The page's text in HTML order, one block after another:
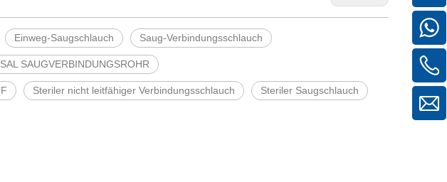
Einweg-Saugschlauch Saug-Verbindungsschlauch
SAUGVERBINDUNGSROHR
Steriler nicht leitfähiger Verbindungsschlauch Steriler Saugschlauch